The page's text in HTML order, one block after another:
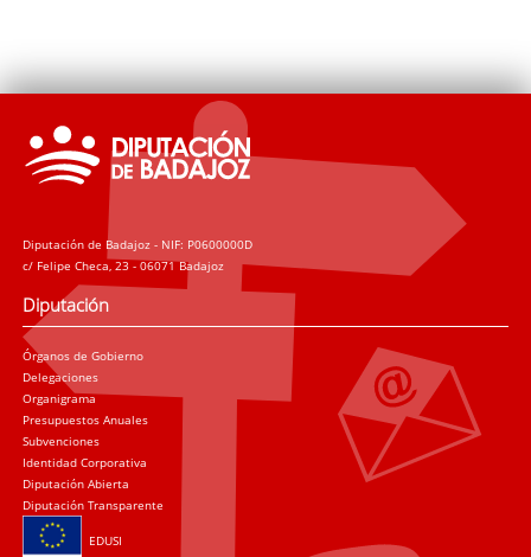
Diputación de Badajoz - NIF: P0600000D
c/ Felipe Checa, 23 - 06071 Badajoz
Diputación
Órganos de Gobierno
Delegaciones
Organigrama
Presupuestos Anuales
Subvenciones
Identidad Corporativa
Diputación Abierta
Diputación Transparente
EDUSI